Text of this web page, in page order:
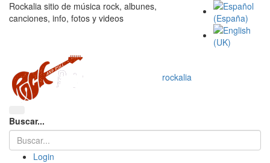
Rockalia sitio de música rock, albunes,
canciones, info, fotos y videos
rockalia
Buscar...
Login